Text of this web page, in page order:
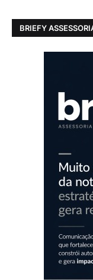
BRIEFY